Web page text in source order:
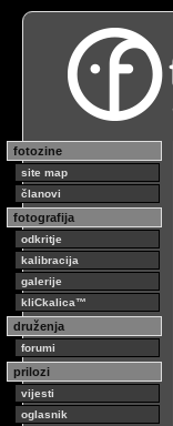
fotozine
site map
članovi
fotografija
odkritje
kalibracija
galerije
kliCkalica™
druženja
forumi
prilozi
vijesti
oglasnik